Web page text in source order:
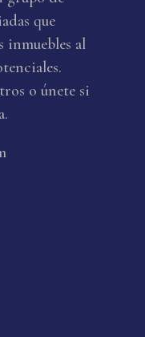
que
inmuebles al
o únete si